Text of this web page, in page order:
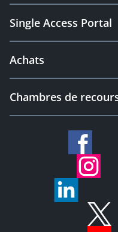
Single Access Portal
Achats
Chambres de